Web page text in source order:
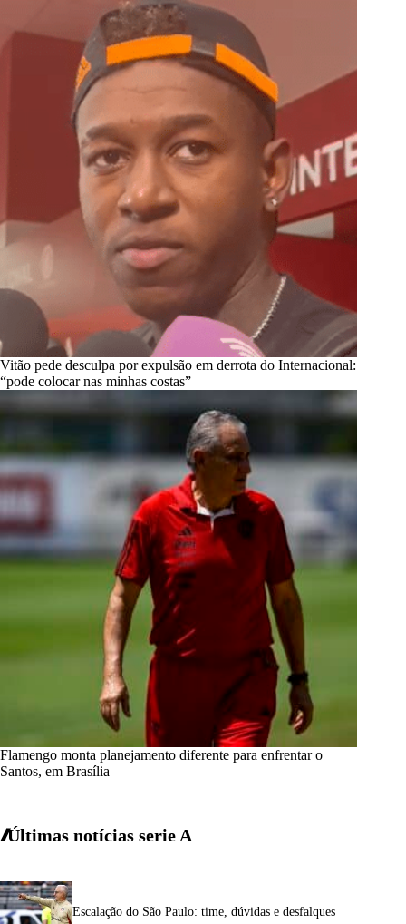
Vitão pede desculpa por expulsão em derrota do Internacional:
“pode colocar nas minhas costas”
Flamengo monta planejamento diferente para enfrentar o
Santos, em Brasília
Últimas notícias serie A
Escalação do São Paulo: time, dúvidas e desfalques